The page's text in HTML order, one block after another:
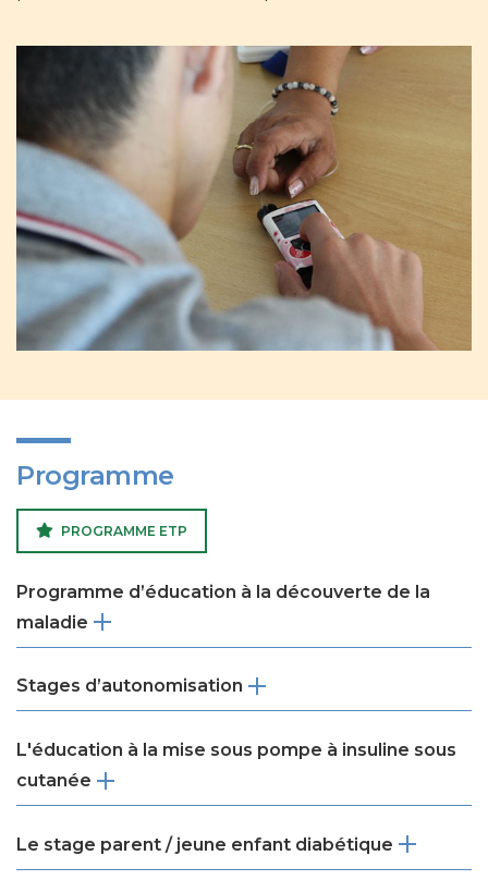
Programme
PROGRAMME ETP
Programme d’éducation à la découverte de la
maladie
Stages d’autonomisation
L'éducation à la mise sous pompe à insuline sous
cutanée
Le stage parent / jeune enfant diabétique